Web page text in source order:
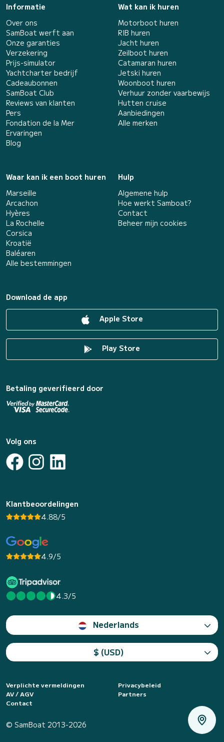
Informatie
Over ons
SamBoat werft aan
Onze garanties
Verzekering
Prijs-simulator
Yachtcharter bedrijf
Cadeaubonnen
SamBoat Club
Reviews van klanten
Pers
Fondation de la Mer
Ervaringen
Blog
Wat kan ik huren
Motorboot huren
RIB huren
Jacht huren
Zeilboot huren
Catamaran huren
Jetski huren
Woonboot huren
Verhuur zonder vaarbewijs
Hutten cruise
Aanbiedingen
Alle merken
Waar kan ik een boot huren
Marseille
Arcachon
Hyères
La Rochelle
Corsica
Kroatië
Baléaren
Alle bestemmingen
Hulp
Algemene hulp
Hoe werkt Samboat?
Contact
Beheer mijn cookies
Download de app
Apple Store
Play Store
Betaling geverifieerd door
Volg ons
Klantbeoordelingen
4.88/5
4.9/5
4.3/5
Nederlands
$ (USD)
Verplichte vermeldingen
Privacybeleid
AV / AGV
Partners
Contact
© SamBoat 2013-2026